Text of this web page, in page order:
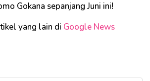
Gokana sepanjang Juni ini!
yang lain di Google News